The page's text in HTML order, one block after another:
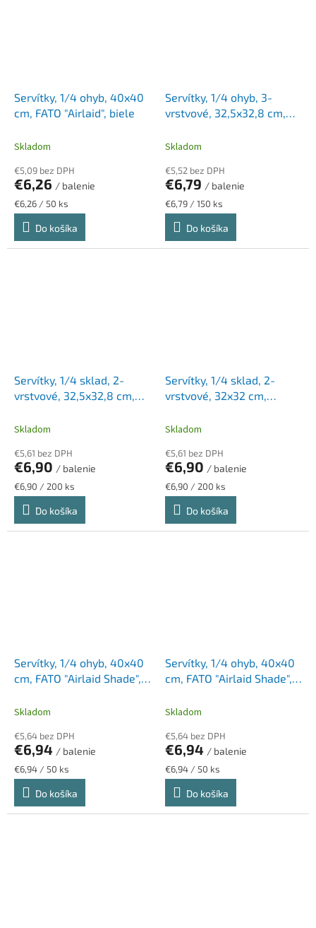
Servítky, 1/4 ohyb, 40x40
cm, FATO "Airlaid", biele
Skladom
€5,09 bez DPH
€6,26 / balenie
Jednotková
cena:
€6,26 / 50 ks
Do košíka
Servítky, 1/4 ohyb, 3-
vrstvové, 32,5x32,8 cm,
Lunch", žltá
Skladom
€5,52 bez DPH
€6,79 / balenie
Jednotková
cena:
€6,79 / 150 ks
Do košíka
Servítky, 1/4 sklad, 2-
vrstvové, 32,5x32,8 cm,
terakotová
Skladom
€5,61 bez DPH
€6,90 / balenie
Jednotková
cena:
€6,90 / 200 ks
Do košíka
Servítky, 1/4 sklad, 2-
vrstvové, 32x32 cm,
tmavomodrá
Skladom
€5,61 bez DPH
€6,90 / balenie
Jednotková
cena:
€6,90 / 200 ks
Do košíka
Servítky, 1/4 ohyb, 40x40
cm, FATO "Airlaid Shade",
Skladom
€5,64 bez DPH
€6,94 / balenie
Jednotková
cena:
€6,94 / 50 ks
Do košíka
Servítky, 1/4 ohyb, 40x40
cm, FATO "Airlaid Shade",
Skladom
€5,64 bez DPH
€6,94 / balenie
Jednotková
cena:
€6,94 / 50 ks
Do košíka